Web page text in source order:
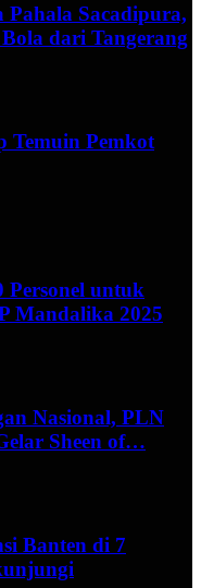
Sacadipura,
dari Tangerang
Temuin Pemkot
untuk
Mandalika 2025
Nasional, PLN
Sheen of…
Banten di 7